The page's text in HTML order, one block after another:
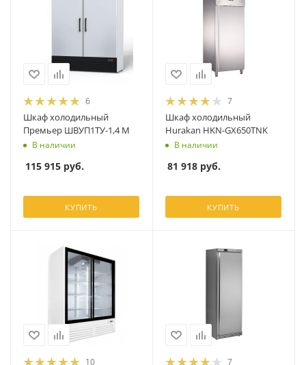
6
Шкаф холодильный
Премьер ШВУП1ТУ-1,4 М
В наличии
115 915 руб.
КУПИТЬ
7
Шкаф холодильный
Hurakan HKN-GX650TNK
В наличии
81 918 руб.
КУПИТЬ
10 7